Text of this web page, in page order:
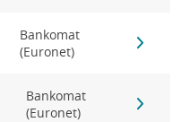
Bankomat
(Euronet)
Bankomat
(Euronet)